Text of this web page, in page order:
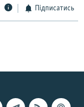
Підписатись